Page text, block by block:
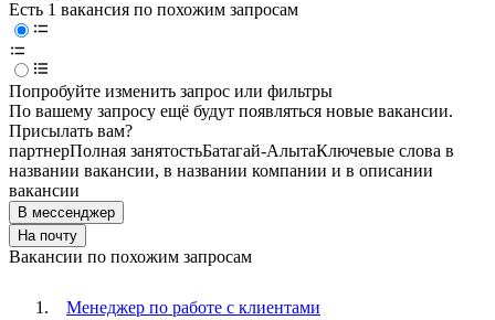
Есть 1 вакансия по похожим запросам
Попробуйте изменить запрос или фильтры
По вашему запросу ещё будут появляться новые вакансии.
Присылать вам?
партнерПолная занятостьБатагай-АлытаКлючевые слова в
названии вакансии, в названии компании и в описании
вакансии
В мессенджер
На почту
Вакансии по похожим запросам
Менеджер по работе с клиентами